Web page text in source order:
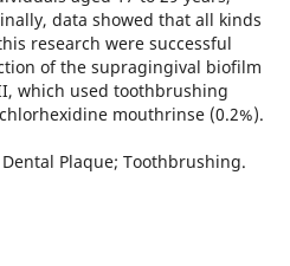
data showed that all kinds
research were successful
of the supragingival biofilm
which used toothbrushing
mouthrinse (0.2%).
Plaque; Toothbrushing.